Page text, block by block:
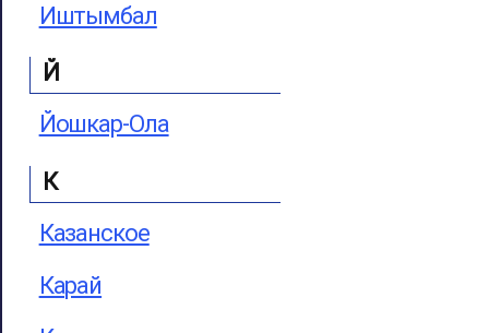
Иштымбал
Й
Йошкар-Ола
К
Казанское
Карай